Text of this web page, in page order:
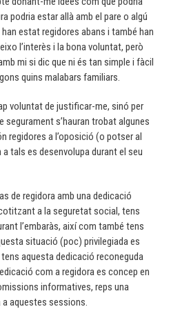
podria estar allà amb el pare o algú
estat regidores abans i també han
l’interès i la bona voluntat, però
mi si dic que ni és tan simple i fàcil
quins malabars familiars.
voluntat de justificar-me, sinó per
segurament s’hauran trobat algunes
regidores a l’oposició (o potser al
tals es desenvolupa durant el seu
de regidora amb una dedicació
a la seguretat social, tens
l’embaràs, així com també tens
situació (poc) privilegiada es
aquesta dedicació reconeguda
com a regidora es concep en
informatives, reps una
aquestes sessions.